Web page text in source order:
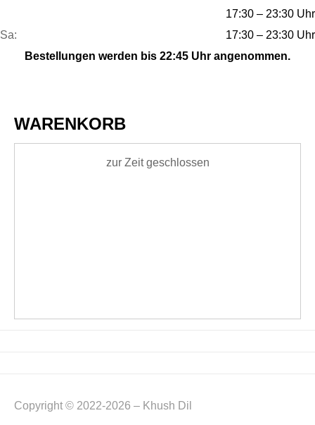
17:30 – 23:30 Uhr
Sa:
17:30 – 23:30 Uhr
Bestellungen werden bis 22:45 Uhr angenommen.
WARENKORB
zur Zeit geschlossen
Copyright © 2022-2026 – Khush Dil